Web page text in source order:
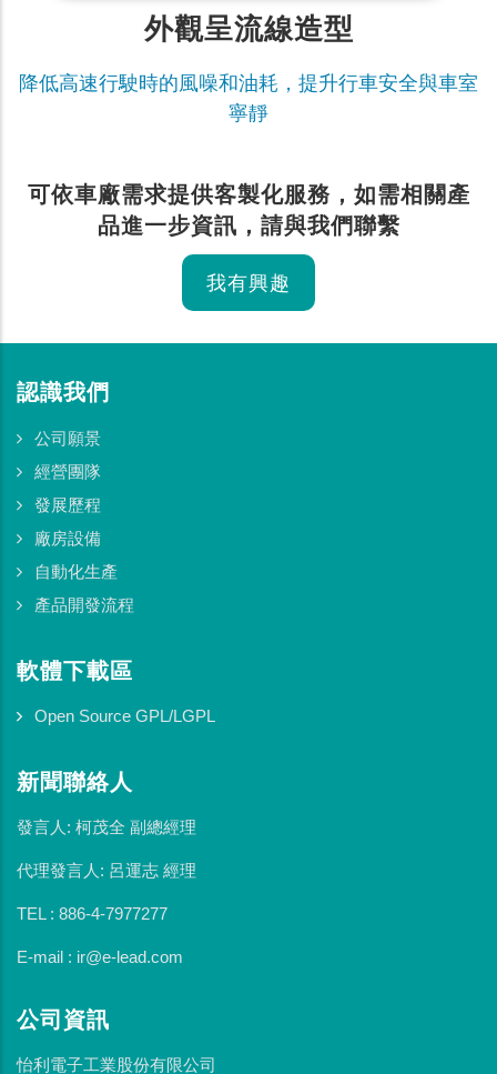
外觀呈流線造型
降低高速行駛時的風噪和油耗，提升行車安全與車室
寧靜
可依車廠需求提供客製化服務，如需相關產
品進一步資訊，請與我們聯繫
我有興趣
認識我們
公司願景
經營團隊
發展歷程
廠房設備
自動化生產
產品開發流程
軟體下載區
Open Source GPL/LGPL
新聞聯絡人
發言人: 柯茂全 副總經理
代理發言人: 呂運志 經理
TEL : 886-4-7977277
E-mail : ir@e-lead.com
公司資訊
怡利電子工業股份有限公司